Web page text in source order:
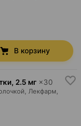
В корзину
, 2.5 мг ×30
Лекфарм